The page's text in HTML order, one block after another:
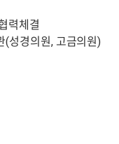
력체결
(성경의원, 고금의원)